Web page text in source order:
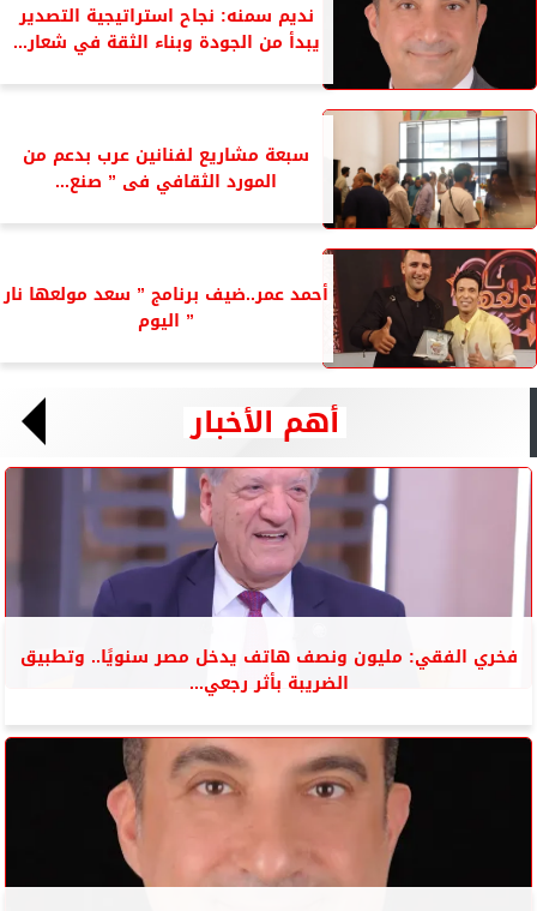
نديم سمنه: نجاح استراتيجية التصدير
يبدأ من الجودة وبناء الثقة في شعار...
سبعة مشاريع لفنانين عرب بدعم من
المورد الثقافي فى ” صنع...
أحمد عمر..ضيف برنامج ” سعد مولعها نار
” اليوم
أهم الأخبار
فخري الفقي: مليون ونصف هاتف يدخل مصر سنويًا.. وتطبيق
الضريبة بأثر رجعي...